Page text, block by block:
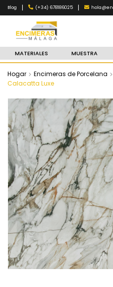
Blog | (+34) 678186025 |
MATERIALES MUESTRA
Hogar Encimeras de Porcelana
Calacatta Luxe